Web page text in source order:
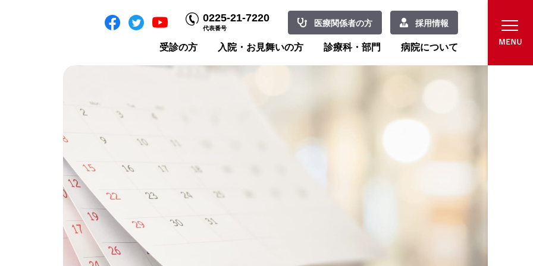
0225-21-7220
代表番号
医療関係者の方 採用情報
受診の方 入院・お見舞いの方 診療科・部門 病院について